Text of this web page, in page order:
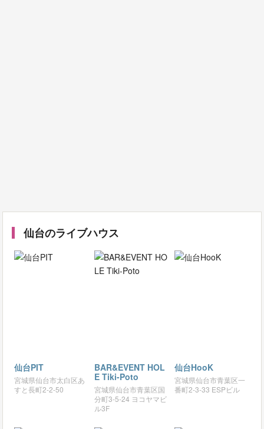
仙台のライブハウス
仙台PIT
宮城県仙台市太白区あ
すと長町2-2-50
BAR&EVENT HOL
E Tiki-Poto
宮城県仙台市青葉区国
分町3-5-24 ヨコヤマビ
ル3F
仙台HooK
宮城県仙台市青葉区一
番町2-3-33 ESPビル